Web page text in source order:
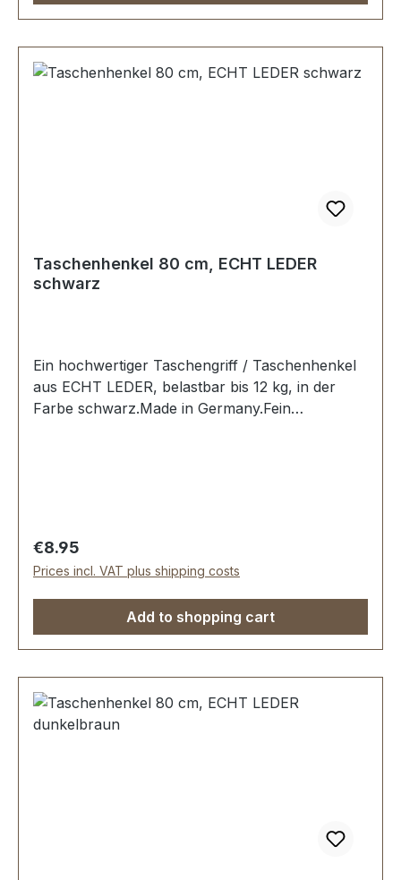
Taschenhenkel 80 cm, ECHT LEDER
schwarz
Ein hochwertiger Taschengriff / Taschenhenkel
aus ECHT LEDER, belastbar bis 12 kg, in der
Farbe schwarz.Made in Germany.Fein
Regular price:
€8.95
Prices incl. VAT plus shipping costs
Add to shopping cart